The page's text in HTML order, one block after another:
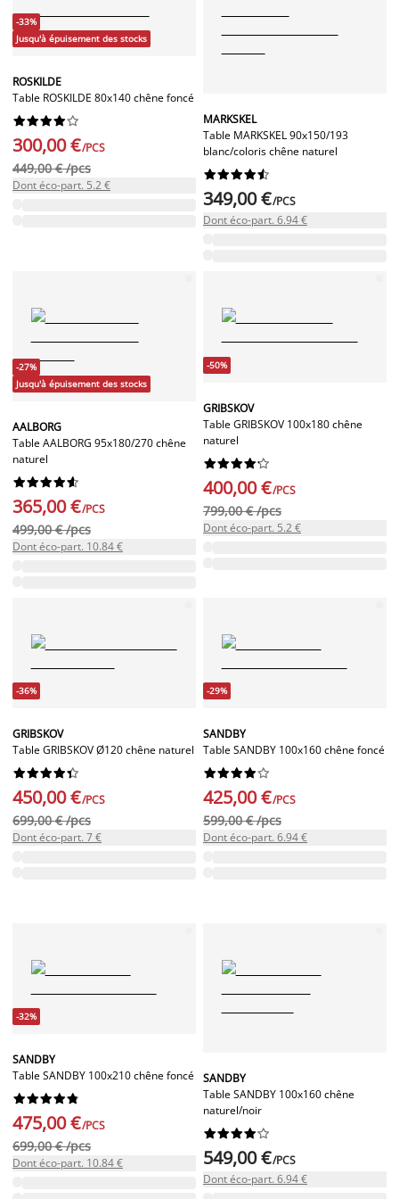
-33%
Jusqu'à épuisement des stocks
ROSKILDE
Table ROSKILDE 80x140 chêne foncé






300,00 €/PCS
449,00 € /pcs
Dont éco-part. 5.2 €
MARKSKEL
Table MARKSKEL 90x150/193
blanc/coloris chêne naturel






349,00 €/PCS
Dont éco-part. 6.94 €
-27%
Jusqu'à épuisement des stocks
AALBORG
Table AALBORG 95x180/270 chêne
naturel






365,00 €/PCS
499,00 € /pcs
Dont éco-part. 10.84 €
-50%
GRIBSKOV
Table GRIBSKOV 100x180 chêne
naturel






400,00 €/PCS
799,00 € /pcs
Dont éco-part. 5.2 €
-36%
GRIBSKOV
Table GRIBSKOV Ø120 chêne naturel






450,00 €/PCS
699,00 € /pcs
Dont éco-part. 7 €
-29%
SANDBY
Table SANDBY 100x160 chêne foncé






425,00 €/PCS
599,00 € /pcs
Dont éco-part. 6.94 €
-32%
SANDBY
Table SANDBY 100x210 chêne foncé






475,00 €/PCS
699,00 € /pcs
Dont éco-part. 10.84 €
SANDBY
Table SANDBY 100x160 chêne
naturel/noir






549,00 €/PCS
Dont éco-part. 6.94 €